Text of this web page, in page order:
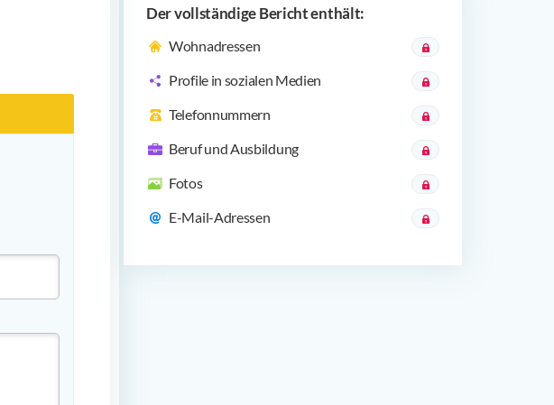
Der vollständige Bericht enthält:
Wohnadressen
Profile in sozialen Medien
Telefonnummern
Beruf und Ausbildung
Fotos
E-Mail-Adressen